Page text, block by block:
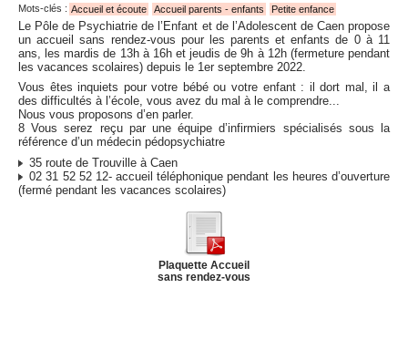
Mots-clés : Accueil et écoute Accueil parents - enfants Petite enfance
Le Pôle de Psychiatrie de l’Enfant et de l’Adolescent de Caen propose
un accueil sans rendez-vous pour les parents et enfants de 0 à 11
ans, les mardis de 13h à 16h et jeudis de 9h à 12h (fermeture pendant
les vacances scolaires) depuis le 1er septembre 2022.
Vous êtes inquiets pour votre bébé ou votre enfant : il dort mal, il a
des difficultés à l’école, vous avez du mal à le comprendre...
Nous vous proposons d’en parler.
8 Vous serez reçu par une équipe d’infirmiers spécialisés sous la
référence d’un médecin pédopsychiatre
35 route de Trouville à Caen
02 31 52 52 12- accueil téléphonique pendant les heures d’ouverture
(fermé pendant les vacances scolaires)
Plaquette Accueil
sans rendez-vous